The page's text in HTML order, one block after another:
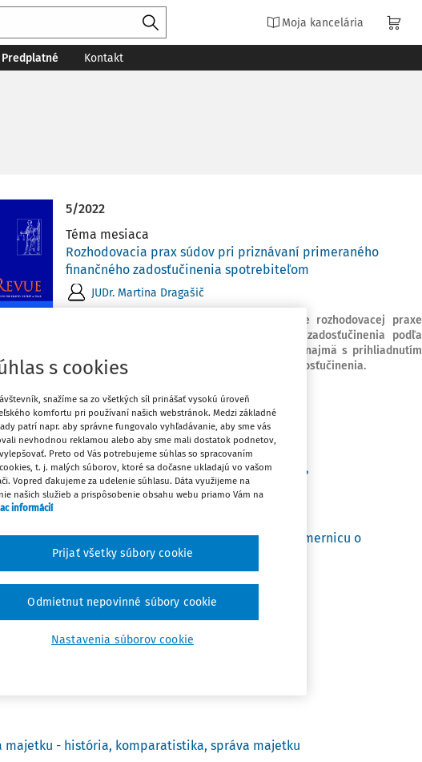
Moja kancelária
Predplatné Kontakt
5/2022
Téma mesiaca
Rozhodovacia prax súdov pri priznávaní primeraného
finančného zadosťučinenia spotrebiteľom
JUDr. Martina Dragašič
Autorka sa v príspevku venuje problematike rozhodovacej praxe
súdov v konaniach o priznanie finančného zadosťučinenia podľa
ust.§ 3 ods.5 zákona o ochrane spotrebiteľa, najmä s prihliadnutím
na určenie výšky primeraného finančného zadosťučinenia.
hospodárskej súťaže - starý zákon v novom šate?
PhD.
premien spoločností (od rozsudku Polbud po smernicu o
(2. časť)
PhD., LL.M.,Mgr. Richard Macko
emailu v civilnom súdnom konaní
LL.M.
bude miernejšie
majetku - história, komparatistika, správa majetku
s cookies
snažíme sa zo všetkých síl prinášať vysokú úroveň
komfortu pri používaní našich webstránok. Medzi základné
patrí napr. aby správne fungovalo vyhľadávanie, aby sme vás
nevhodnou reklamou alebo aby sme mali dostatok podnetov,
Preto od Vás potrebujeme súhlas so spracovaním
t. j. malých súborov, ktoré sa dočasne ukladajú vo vašom
Vopred ďakujeme za udelenie súhlasu. Dáta využijeme na
našich služieb a prispôsobenie obsahu webu priamo Vám na
informácií
Nastavenia súborov cookie
Odmietnut nepovinné súbory cookie
Prijať všetky súbory cookie